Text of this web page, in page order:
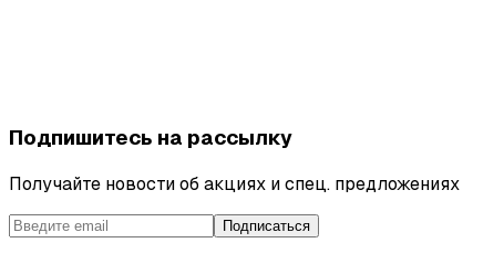
Подпишитесь на рассылку
Получайте новости об акциях и спец. предложениях
Подписаться